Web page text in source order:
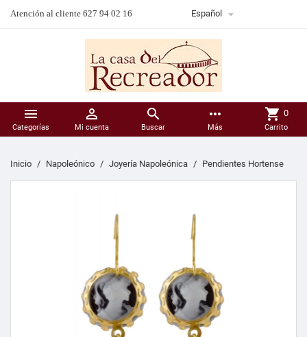
Atención al cliente 627 94 02 16 Español 

Categorías

Mi cuenta

Buscar
more_horiz
Más
shopping_cart 0
Carrito
Inicio Napoleónico Joyería Napoleónica Pendientes Hortense